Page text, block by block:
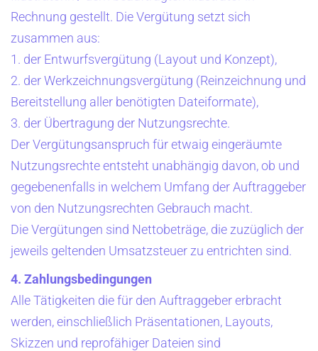
Rechnung gestellt. Die Vergütung setzt sich
zusammen aus:
1. der Entwurfsvergütung (Layout und Konzept),
2. der Werkzeichnungsvergütung (Reinzeichnung und
Bereitstellung aller benötigten Dateiformate),
3. der Übertragung der Nutzungsrechte.
Der Vergütungsanspruch für etwaig eingeräumte
Nutzungsrechte entsteht unabhängig davon, ob und
gegebenenfalls in welchem Umfang der Auftraggeber
von den Nutzungsrechten Gebrauch macht.
Die Vergütungen sind Nettobeträge, die zuzüglich der
jeweils geltenden Umsatzsteuer zu entrichten sind.
4. Zahlungsbedingungen
Alle Tätigkeiten die für den Auftraggeber erbracht
werden, einschließlich Präsentationen, Layouts,
Skizzen und reprofähiger Dateien sind